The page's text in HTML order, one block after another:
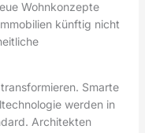
Wohnkonzepte
künftig nicht
Smarte
werden in
Architekten